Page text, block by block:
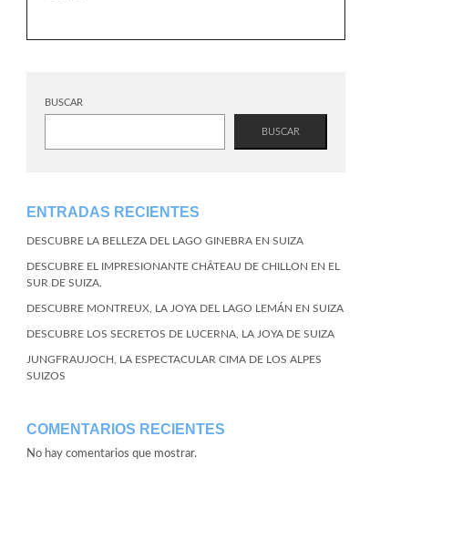
BUSCAR
BUSCAR
ENTRADAS RECIENTES
DESCUBRE LA BELLEZA DEL LAGO GINEBRA EN SUIZA
DESCUBRE EL IMPRESIONANTE CHÂTEAU DE CHILLON EN EL
SUR DE SUIZA.
DESCUBRE MONTREUX, LA JOYA DEL LAGO LEMÁN EN SUIZA
DESCUBRE LOS SECRETOS DE LUCERNA, LA JOYA DE SUIZA
JUNGFRAUJOCH, LA ESPECTACULAR CIMA DE LOS ALPES
SUIZOS
COMENTARIOS RECIENTES
No hay comentarios que mostrar.